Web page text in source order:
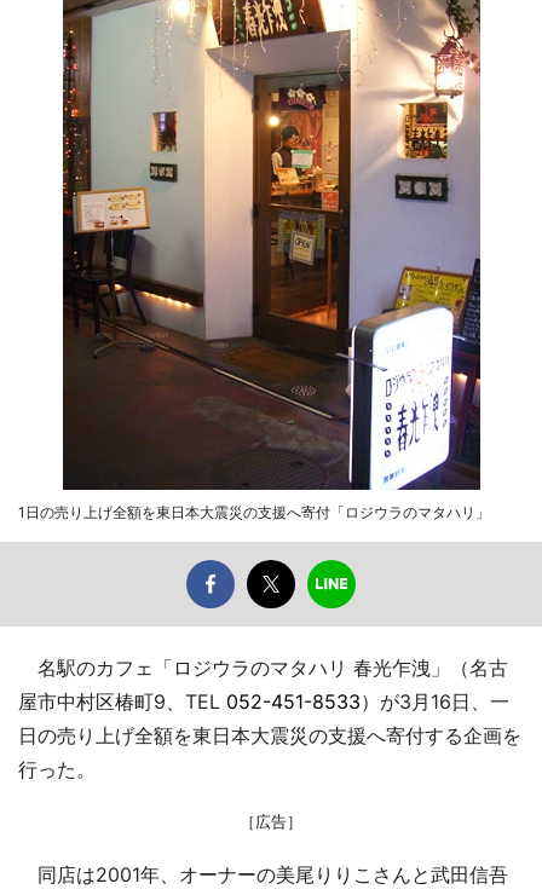
1日の売り上げ全額を東日本大震災の支援へ寄付「ロジウラのマタハリ」
名駅のカフェ「ロジウラのマタハリ 春光乍洩」（名古
屋市中村区椿町9、TEL 052-451-8533）が3月16日、一
日の売り上げ全額を東日本大震災の支援へ寄付する企画を
行った。
［広告］
同店は2001年、オーナーの美尾りりこさんと武田信吾